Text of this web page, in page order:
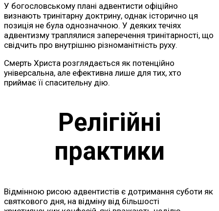
У богословському плані адвентисти офіційно
визнають тринітарну доктрину, однак історично ця
позиція не була однозначною. У деяких течіях
адвентизму траплялися заперечення тринітарності, що
свідчить про внутрішню різноманітність руху.
Смерть Христа розглядається як потенційно
універсальна, але ефективна лише для тих, хто
приймає її спасительну дію.
Релігійні
практики
Відмінною рисою адвентистів є дотримання суботи як
святкового дня, на відміну від більшості